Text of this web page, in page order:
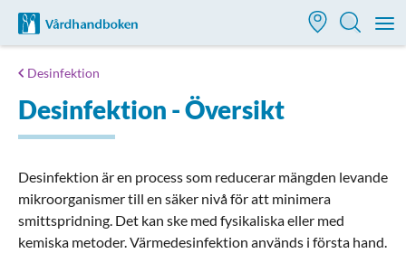
Till startsidan för Vårdhandboken
Desinfektion
Desinfektion - Översikt
Desinfektion är en process som reducerar mängden levande
mikroorganismer till en säker nivå för att minimera
smittspridning. Det kan ske med fysikaliska eller med
kemiska metoder. Värmedesinfektion används i första hand.